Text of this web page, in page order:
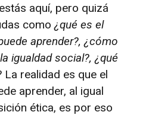
aquí, pero quizá
como ¿qué es el
aprender?, ¿cómo
igualdad social?, ¿qué
La realidad es que el
aprender, al igual
ética, es por eso